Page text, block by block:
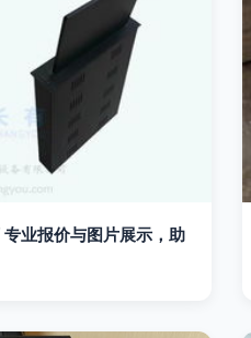
业报价与图片展示，助